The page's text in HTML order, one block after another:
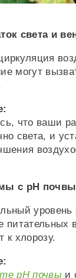
света и
могут
что ваши
света, и
с pH почвы
уровень
питательных
к хлорозу.
pH почвы и